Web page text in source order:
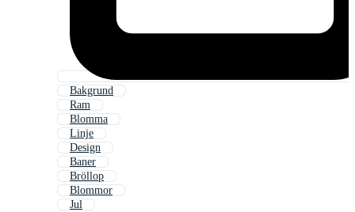
Bakgrund
Ram
Blomma
Linje
Design
Baner
Bröllop
Blommor
Jul